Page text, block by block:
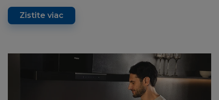
Zistite viac